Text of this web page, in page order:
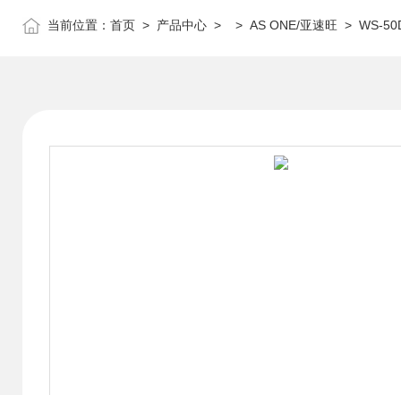
当前位置： 首页 > 产品中心 > > AS ONE/亚速旺 > WS-